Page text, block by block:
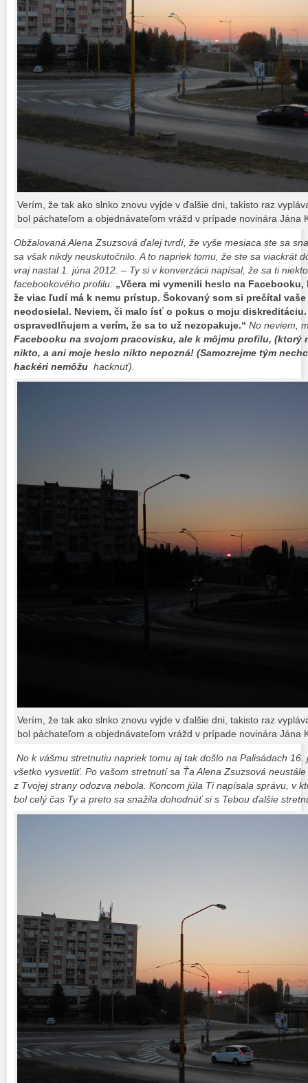
Verím, že tak ako slnko znovu vyjde v ďalšie dni, takisto raz
bol páchateľom a objednávateľom vrážd v prípade novinára Jána
Obžalovaná Alena Zsuzsová ďalej tvrdí, že vyše mesiaca ste sa
sa však nikdy neuskutočnilo. A to napriek tomu, že ste sa viackrát
vraj nastal 1. júna 2012. – Ty si v konverzácii napísal, že sa ti
facebookového profilu: „Včera mi vymenili heslo na
že viac ľudí má k nemu prístup. Šokovaný som si prečítal
neodosielal. Neviem, či malo ísť o pokus o moju diskreditáciu.
ospravedlňujem a verím, že sa to už nezopakuje.“ No neviem,
Facebooku na svojom pracovisku, ale k môjmu profilu, (ktorý
nikto, a ani moje heslo nikto nepozná! (Samozrejme tým
hackéri nemôžu hacknuť).
Verím, že tak ako slnko znovu vyjde v ďalšie dni, takisto raz
bol páchateľom a objednávateľom vrážd v prípade novinára Jána
No k vášmu stretnutiu napriek tomu aj tak došlo na Palisádach
všetko vysvetliť. Po vašom stretnutí sa Ťa Alena Zsuzsová
z Tvojej strany odozva nebola. Koncom júla Ti napísala správu, v
bol celý čas Ty a preto sa snažila dohodnúť si s Tebou ďalšie